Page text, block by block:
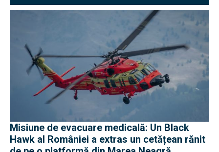
Misiune de evacuare medicală: Un Black
Hawk al României a extras un cetățean rănit